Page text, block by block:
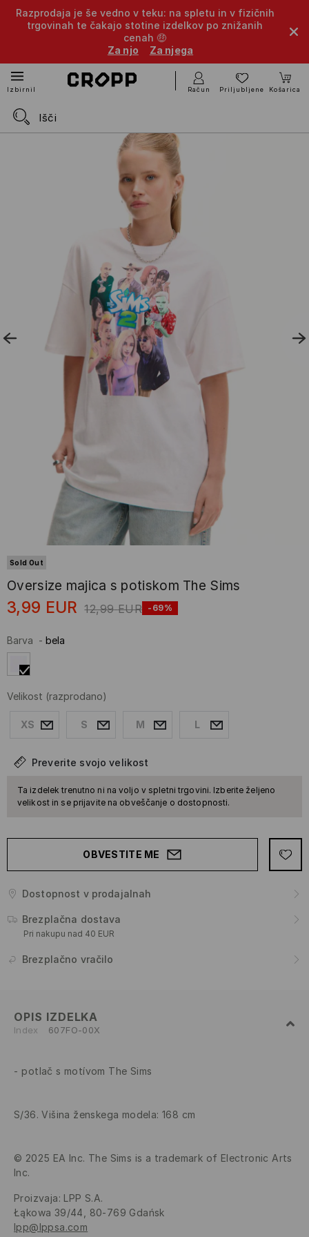
Razprodaja je še vedno v teku: na spletu in v fizičnih
trgovinah te čakajo stotine izdelkov po znižanih
cenah 🤑
Za njo
Za njega
Izbirnik Račun Priljubljene Košarica
Sold Out
Oversize majica s potiskom The Sims
3,99 EUR 12,99 EUR -69%
Barva - bela
Velikost (razprodano)
XS S M L
Preverite svojo velikost
Ta izdelek trenutno ni na voljo v spletni trgovini. Izberite željeno
velikost in se prijavite na obveščanje o dostopnosti.
OBVESTITE ME
Dostopnost v prodajalnah
Brezplačna dostava
Pri nakupu nad 40 EUR
Brezplačno vračilo
OPIS IZDELKA
Index 607FO-00X
potlač s motívom The Sims
S/36. Višina ženskega modela: 168 cm
© 2025 EA Inc. The Sims is a trademark of Electronic Arts
Inc.
Proizvaja: LPP S.A.
Łąkowa 39/44, 80-769 Gdańsk
lpp@lppsa.com